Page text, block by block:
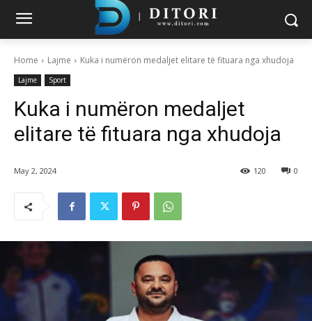
Home Lajme Kuka i numëron medaljet elitare të fituara nga xhudoja
Lajme Sport
Kuka i numëron medaljet
elitare të fituara nga xhudoja
May 2, 2024 0
120